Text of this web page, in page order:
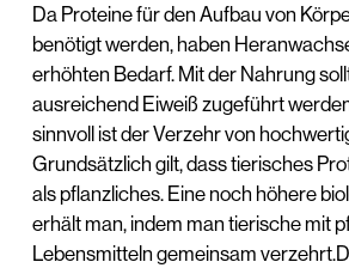
Da Proteine für den Aufbau von
benötigt werden, haben
erhöhten Bedarf. Mit der Nahrung
ausreichend Eiweiß zugeführt
sinnvoll ist der Verzehr von
Grundsätzlich gilt, dass tierisches
als pflanzliches. Eine noch höhere
erhält man, indem man tierische mit
Lebensmitteln gemeinsam